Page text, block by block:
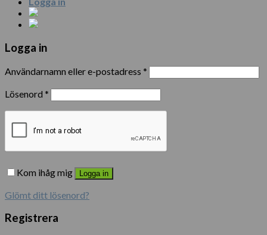
Logga in
Användarnamn eller e-postadress *
Lösenord *
Kom ihåg mig Logga in
Glömt ditt lösenord?
Registrera